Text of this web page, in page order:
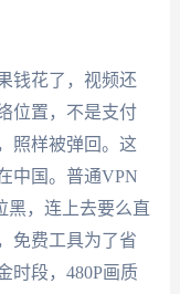
钱花了，视频还
位置，不是支付
照样被弹回。这
中国。普通VPN
黑，连上去要么直
免费工具为了省
时段，480P画质